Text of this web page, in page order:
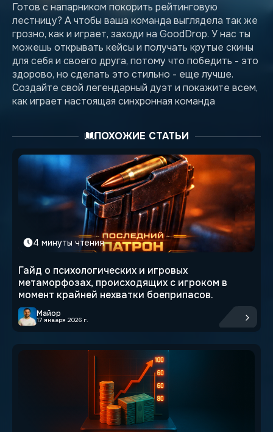
Готов с напарником покорить рейтинговую
лестницу? А чтобы ваша команда выглядела так же
грозно, как и играет, заходи на GoodDrop. У нас ты
можешь открывать кейсы и получать крутые скины
для себя и своего друга, потому что победить - это
здорово, но сделать это стильно - еще лучше.
Создайте свой легендарный дуэт и покажите всем,
как играет настоящая синхронная команда
ПОХОЖИЕ СТАТЬИ
4 минуты чтения
Майор
17 января 2026 г.
Гайд о психологических и игровых
метаморфозах, происходящих с игроком в
момент крайней нехватки боеприпасов.